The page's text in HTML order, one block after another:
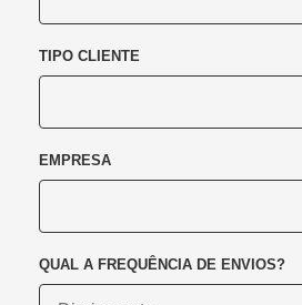
TIPO CLIENTE
EMPRESA
QUAL A FREQUÊNCIA DE ENVIOS?